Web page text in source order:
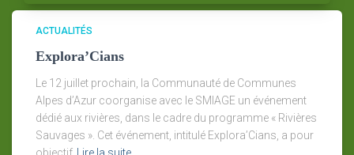
ACTUALITÉS
Explora’Cians
Le 12 juillet prochain, la Communauté de Communes
Alpes d’Azur coorganise avec le SMIAGE un événement
dédié aux rivières, dans le cadre du programme « Rivières
Sauvages ». Cet événement, intitulé Explora’Cians, a pour